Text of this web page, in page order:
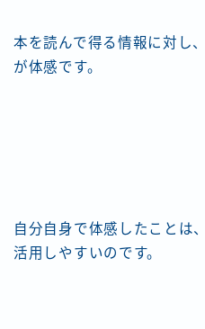
本を読んで得る情報に対し
が体感です。
自分自身で体感したことは
活用しやすいのです。